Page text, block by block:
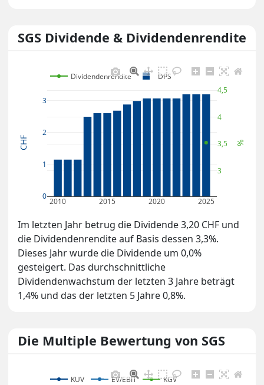
SGS Dividende & Dividendenrendite
2010 2015 2020 2025
0
1
2
3
3
3,5
4
4,5
Dividendenrendite DPS
CHF %
Im letzten Jahr betrug die Dividende 3,20 CHF und
die Dividendenrendite auf Basis dessen 3,3%.
Dieses Jahr wurde die Dividende um 0,0%
gesteigert. Das durchschnittliche
Dividendenwachstum der letzten 3 Jahre beträgt
1,4% und das der letzten 5 Jahre 0,8%.
Die Multiple Bewertung von SGS
KUV EV/EBIT KGV